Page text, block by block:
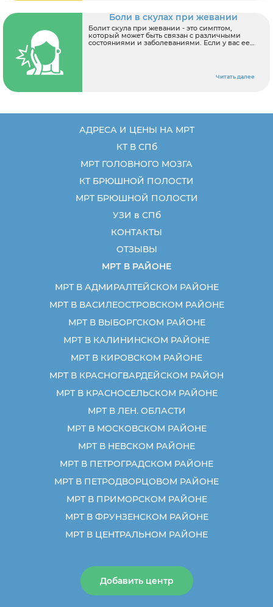
Боли в скулах при жевании
Болит скула при жевании - это симптом,
который может быть связан с различными
состояниями и заболеваниями. Если у вас ее
Читать далее
АДРЕСА И ЦЕНЫ НА МРТ
КТ В СПб
МРТ ГОЛОВНОГО МОЗГА
КТ БРЮШНОЙ ПОЛОСТИ
МРТ БРЮШНОЙ ПОЛОСТИ
УЗИ в СПб
КОНТАКТЫ
ОТЗЫВЫ
МРТ В РАЙОНЕ
МРТ В АДМИРАЛТЕЙСКОМ РАЙОНЕ
МРТ В ВАСИЛЕОСТРОВСКОМ РАЙОНЕ
МРТ В ВЫБОРГСКОМ РАЙОНЕ
МРТ В КАЛИНИНСКОМ РАЙОНЕ
МРТ В КИРОВСКОМ РАЙОНЕ
МРТ В КРАСНОГВАРДЕЙСКОМ РАЙОН
МРТ В КРАСНОСЕЛЬСКОМ РАЙОНЕ
МРТ В ЛЕН. ОБЛАСТИ
МРТ В МОСКОВСКОМ РАЙОНЕ
МРТ В НЕВСКОМ РАЙОНЕ
МРТ В ПЕТРОГРАДСКОМ РАЙОНЕ
МРТ В ПЕТРОДВОРЦОВОМ РАЙОНЕ
МРТ В ПРИМОРСКОМ РАЙОНЕ
МРТ В ФРУНЗЕНСКОМ РАЙОНЕ
МРТ В ЦЕНТРАЛЬНОМ РАЙОНЕ
Добавить центр